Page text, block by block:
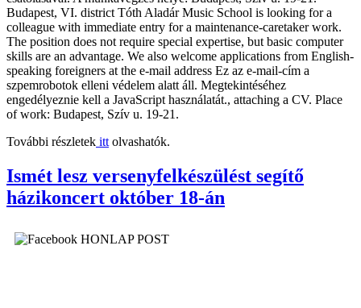
Budapest, VI. district Tóth Aladár Music School is looking for a
colleague with immediate entry for a maintenance-caretaker work.
The position does not require special expertise, but basic computer
skills are an advantage. We also welcome applications from English-
speaking foreigners at the e-mail address Ez az e-mail-cím a
szpemrobotok elleni védelem alatt áll. Megtekintéséhez
engedélyeznie kell a JavaScript használatát., attaching a CV. Place
of work: Budapest, Szív u. 19-21.
További részletek itt olvashatók.
Ismét lesz versenyfelkészülést segítő
házikoncert október 18-án